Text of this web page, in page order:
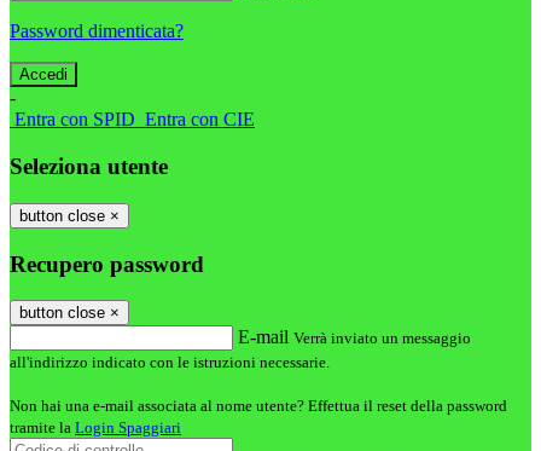
Password dimenticata?
-
Entra con SPID Entra con CIE
Seleziona utente
button close ×
Recupero password
button close ×
E-mail Verrà inviato un messaggio
all'indirizzo indicato con le istruzioni necessarie.
Non hai una e-mail associata al nome utente? Effettua il reset della password
tramite la Login Spaggiari